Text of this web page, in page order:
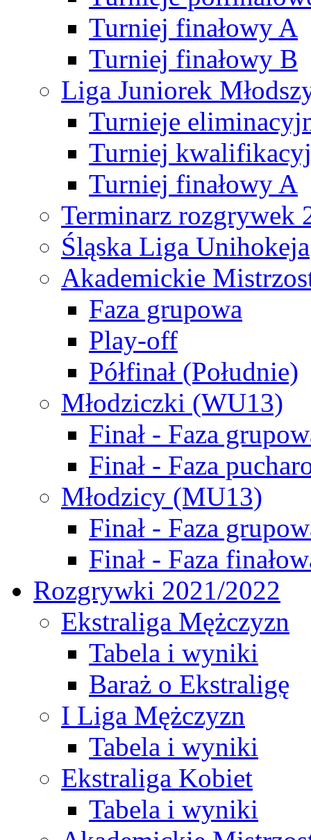
Turniej finałowy A
Turniej finałowy B
Liga Juniorek
Turnieje
Turniej
Turniej finałowy A
Terminarz rozgrywek
Śląska Liga Unihokeja
Akademickie
Faza grupowa
Play-off
Półfinał (Południe)
Młodziczki (WU13)
Finał - Faza
Finał - Faza
Młodzicy (MU13)
Finał - Faza
Finał - Faza
Rozgrywki 2021/2022
Ekstraliga Mężczyzn
Tabela i wyniki
Baraż o Ekstraligę
I Liga Mężczyzn
Tabela i wyniki
Ekstraliga Kobiet
Tabela i wyniki